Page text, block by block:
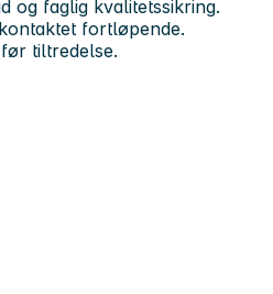
og faglig kvalitetssikring.
fortløpende.
tiltredelse.